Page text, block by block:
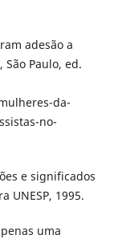
adesão a
Paulo, ed.
da-
no-
e significados
UNESP, 1995.
uma